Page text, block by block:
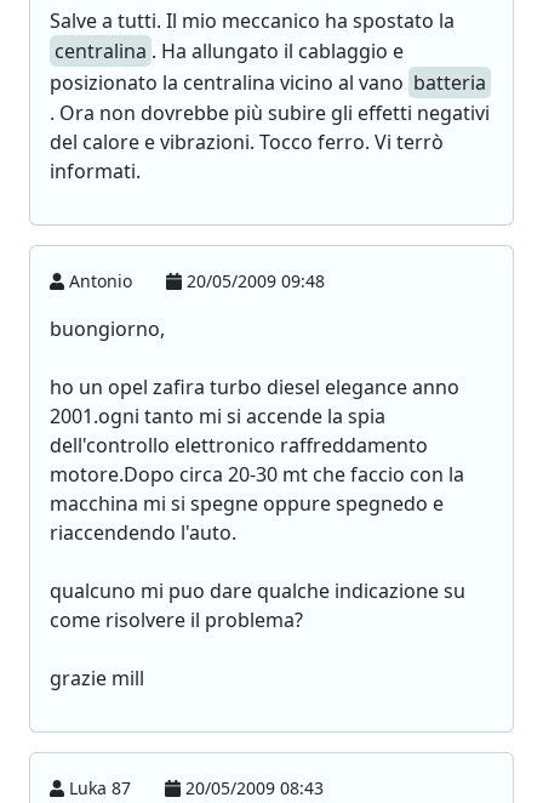
Salve a tutti. Il mio meccanico ha spostato la
centralina . Ha allungato il cablaggio e
posizionato la centralina vicino al vano batteria
. Ora non dovrebbe più subire gli effetti negativi
del calore e vibrazioni. Tocco ferro. Vi terrò
informati.
Antonio 20/05/2009 09:48
buongiorno,
ho un opel zafira turbo diesel elegance anno
2001.ogni tanto mi si accende la spia
dell'controllo elettronico raffreddamento
motore.Dopo circa 20-30 mt che faccio con la
macchina mi si spegne oppure spegnedo e
riaccendendo l'auto.
qualcuno mi puo dare qualche indicazione su
come risolvere il problema?
grazie mill
Luka 87 20/05/2009 08:43